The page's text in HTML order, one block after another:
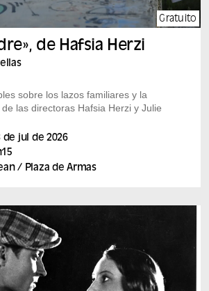
Gratuito
de Hafsia Herzi
sobre los lazos familiares y la
las directoras Hafsia Herzi y Julie
Herzi, 2021, 1 h 39 min Nora,
que se gana la vida como
su pequeña familia en un complejo
de los barrios del norte de
en un lío al atracar una
«Bonnes mères».
Hay un bar y un servicio de comida
sillas y gradas disponibles.
para estar más cómodo. A partir
de jul de 2026
/ Plaza de Armas